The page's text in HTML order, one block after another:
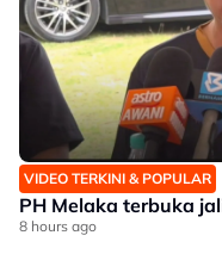
VIDEO TERKINI & POPULAR
PH Melaka terbuka
8 hours ago